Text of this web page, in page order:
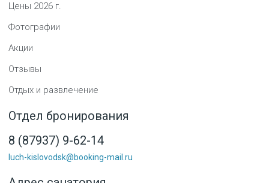
Цены 2026 г.
Фотографии
Акции
Отзывы
Отдых и развлечение
Отдел бронирования
8 (87937) 9-62-14
luch-kislovodsk@booking-mail.ru